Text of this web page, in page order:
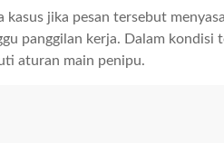
kasus jika pesan tersebut
panggilan kerja. Dalam kondisi
aturan main penipu.